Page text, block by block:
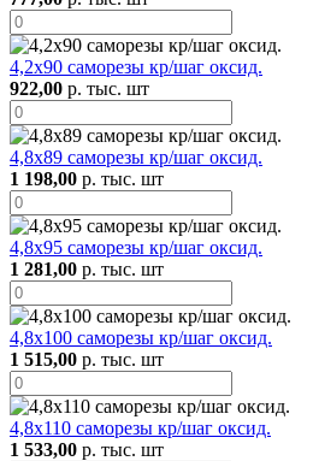
4,2х90 саморезы кр/шаг оксид.
922,00 р. тыс. шт
4,8х89 саморезы кр/шаг оксид.
1 198,00 р. тыс. шт
4,8х95 саморезы кр/шаг оксид.
1 281,00 р. тыс. шт
4,8х100 саморезы кр/шаг оксид.
1 515,00 р. тыс. шт
4,8х110 саморезы кр/шаг оксид.
1 533,00 р. тыс. шт